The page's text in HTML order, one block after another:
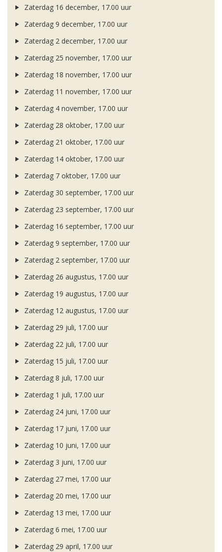
Zaterdag 16 december, 17.00 uur
Zaterdag 9 december, 17.00 uur
Zaterdag 2 december, 17.00 uur
Zaterdag 25 november, 17.00 uur
Zaterdag 18 november, 17.00 uur
Zaterdag 11 november, 17.00 uur
Zaterdag 4 november, 17.00 uur
Zaterdag 28 oktober, 17.00 uur
Zaterdag 21 oktober, 17.00 uur
Zaterdag 14 oktober, 17.00 uur
Zaterdag 7 oktober, 17.00 uur
Zaterdag 30 september, 17.00 uur
Zaterdag 23 september, 17.00 uur
Zaterdag 16 september, 17.00 uur
Zaterdag 9 september, 17.00 uur
Zaterdag 2 september, 17.00 uur
Zaterdag 26 augustus, 17.00 uur
Zaterdag 19 augustus, 17.00 uur
Zaterdag 12 augustus, 17.00 uur
Zaterdag 29 juli, 17.00 uur
Zaterdag 22 juli, 17.00 uur
Zaterdag 15 juli, 17.00 uur
Zaterdag 8 juli, 17.00 uur
Zaterdag 1 juli, 17.00 uur
Zaterdag 24 juni, 17.00 uur
Zaterdag 17 juni, 17.00 uur
Zaterdag 10 juni, 17.00 uur
Zaterdag 3 juni, 17.00 uur
Zaterdag 27 mei, 17.00 uur
Zaterdag 20 mei, 17.00 uur
Zaterdag 13 mei, 17.00 uur
Zaterdag 6 mei, 17.00 uur
Zaterdag 29 april, 17.00 uur